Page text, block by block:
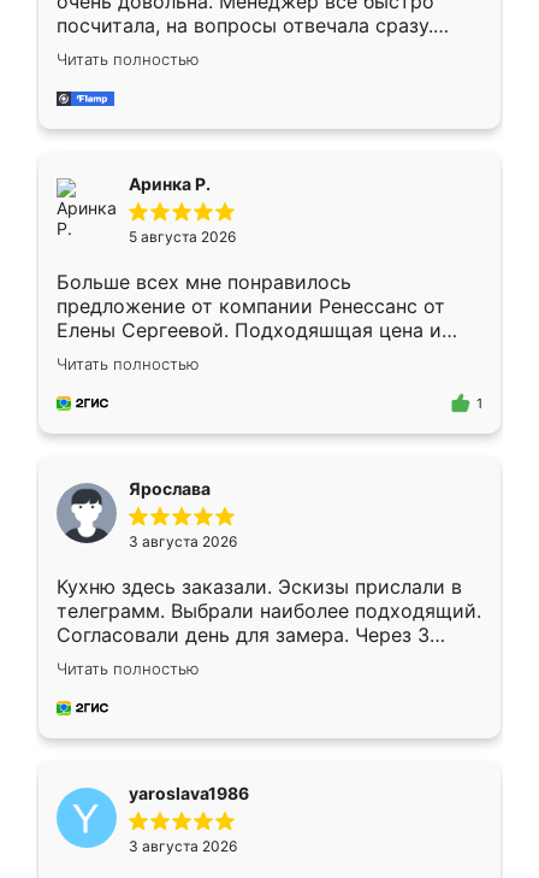
посчитала, на вопросы отвечала сразу.
Замерщик приехал в субботу, подошёл к
делу со всей ответственностью. Собрали
за день, ребята работали аккуратно, даже
Читать полностью
Аринка Р.
5 августа 2026
Больше всех мне понравилось
предложение от компании Ренессанс от
Елены Сергеевой. Подходяшщая цена и
короткие сроки изготовления. Приехавший
для замера сотрудник Владислав
предложил по моему эскизу самый
Читать полностью
1
Ярослава
3 августа 2026
Кухню здесь заказали. Эскизы прислали в
телеграмм. Выбрали наиболее подходящий.
Согласовали день для замера. Через 3
недели кухня была уже готова. Остались
довольны работой. Спасибо Ренессанс
мебель за качественную работу!
Читать полностью
yaroslava1986
3 августа 2026